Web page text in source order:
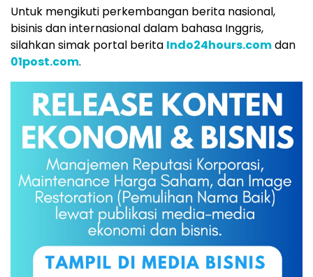
Untuk mengikuti perkembangan berita nasional,
bisinis dan internasional dalam bahasa Inggris,
silahkan simak portal berita Indo24hours.comdan
01post.com.